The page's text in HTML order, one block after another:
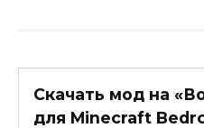
Скачать мод на
для Minecraft